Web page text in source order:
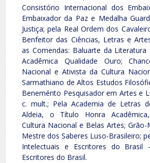
Consistório Internacional dos
Embaixador da Paz e Medalha
Justiça; pela Real Ordem dos
Benfeitor das Ciências, Letras e
as Comendas: Baluarte da Literatura
Acadêmica Qualidade Ouro;
Nacional e Ativista da Cultura
Sarmathiano de Altos Estudos
Benemérito Pesquisador em Artes e
c. mult.; Pela Academia de Letras
Aldeia, o Título Honra
Cultura Nacional e Belas Artes; Grão-
Mestre dos Saberes Luso-Brasileiro;
Intelectuais e Escritores do Brasil
Escritores do Brasil.